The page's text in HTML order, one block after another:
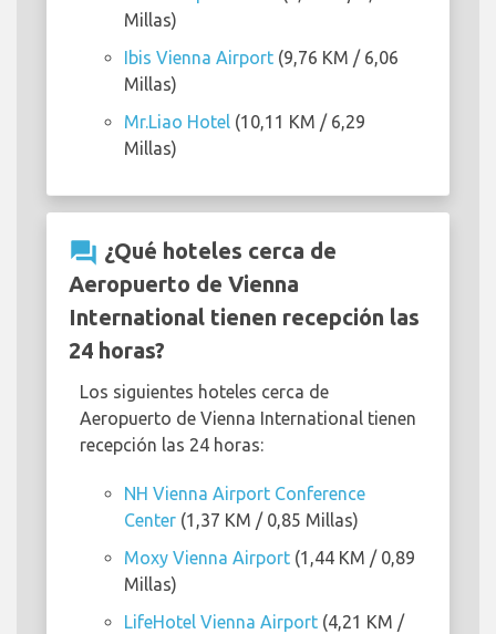
Millas)
Ibis Vienna Airport (9,76 KM / 6,06
Millas)
Mr.Liao Hotel (10,11 KM / 6,29
Millas)
question_answer ¿Qué hoteles cerca de
Aeropuerto de Vienna
International tienen recepción las
24 horas?
Los siguientes hoteles cerca de
Aeropuerto de Vienna International tienen
recepción las 24 horas:
NH Vienna Airport Conference
Center (1,37 KM / 0,85 Millas)
Moxy Vienna Airport (1,44 KM / 0,89
Millas)
LifeHotel Vienna Airport (4,21 KM /